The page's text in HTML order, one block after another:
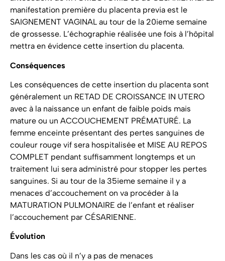
manifestation première du placenta previa est le
SAIGNEMENT VAGINAL au tour de la 20ieme semaine
de grossesse. L’échographie réalisée une fois à l’hôpital
mettra en évidence cette insertion du placenta.
Conséquences
Les conséquences de cette insertion du placenta sont
généralement un RETAD DE CROISSANCE IN UTERO
avec à la naissance un enfant de faible poids mais
mature ou un ACCOUCHEMENT PRÉMATURÉ. La
femme enceinte présentant des pertes sanguines de
couleur rouge vif sera hospitalisée et MISE AU REPOS
COMPLET pendant suffisamment longtemps et un
traitement lui sera administré pour stopper les pertes
sanguines. Si au tour de la 35ieme semaine il y a
menaces d’accouchement on va procéder à la
MATURATION PULMONAIRE de l’enfant et réaliser
l’accouchement par CÉSARIENNE.
Évolution
Dans les cas où il n’y a pas de menaces